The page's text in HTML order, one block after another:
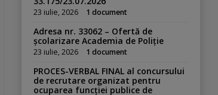
23 iulie, 2026 1 document
Adresa nr. 33062 – Ofertă de
școlarizare Academia de Poliție
23 iulie, 2026 1 document
PROCES-VERBAL FINAL al concursului
de recrutare organizat pentru
ocuparea funcției publice de